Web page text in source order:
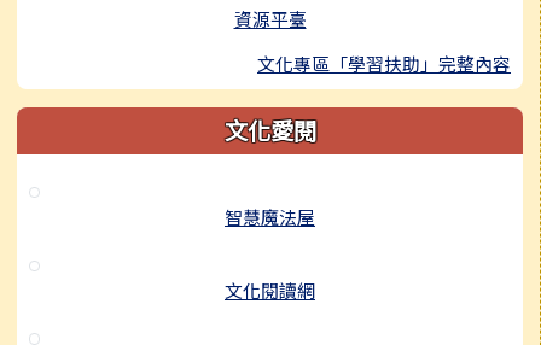
資源平臺
文化專區「學習扶助」完整內容
文化愛閱
智慧魔法屋
文化閱讀網